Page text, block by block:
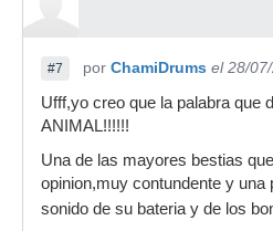
#7 por ChamiDrums el 28/
Ufff,yo creo que la palabra que
ANIMAL!!!!!!
Una de las mayores bestias
opinion,muy contundente y una
sonido de su bateria y de los